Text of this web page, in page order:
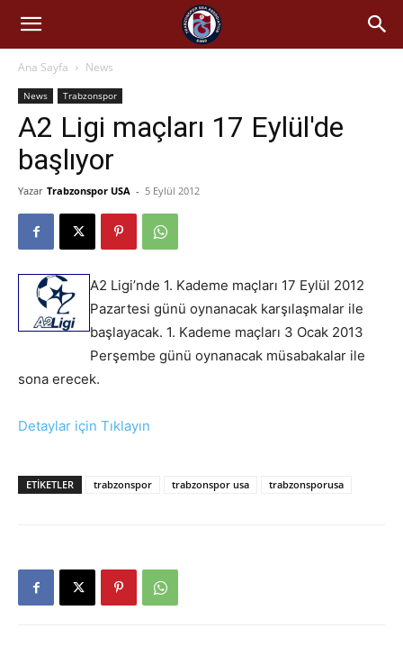
Ana Sayfa News
News Trabzonspor
A2 Ligi maçları 17 Eylül'de
başlıyor
Yazar Trabzonspor USA - 5 Eylül 2012
A2 Ligi’nde 1. Kademe maçları 17 Eylül 2012
Pazartesi günü oynanacak karşılaşmalar ile
başlayacak. 1. Kademe maçları 3 Ocak 2013
Perşembe günü oynanacak müsabakalar ile
sona erecek.
Detaylar için Tıklayın
ETIKETLER trabzonspor trabzonspor usa trabzonsporusa